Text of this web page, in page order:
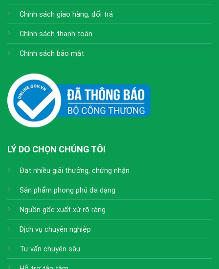
Chính sách giao hàng, đổi trả
Chính sách thanh toán
Chính sách bảo mật
LÝ DO CHỌN CHÚNG TÔI
Đạt nhiều giải thưởng, chứng nhận
Sản phẩm phong phú đa dạng
Nguồn gốc xuất xứ rõ ràng
Dịch vụ chuyên nghiệp
Tư vấn chuyên sâu